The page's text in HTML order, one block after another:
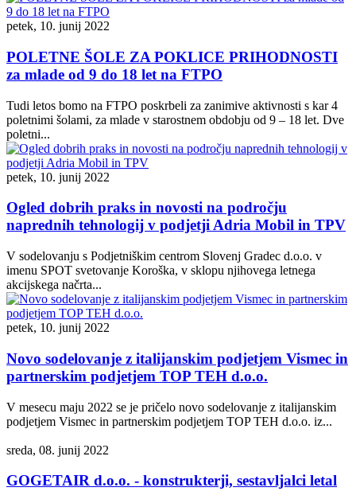
petek, 10. junij 2022
POLETNE ŠOLE ZA POKLICE PRIHODNOSTI
za mlade od 9 do 18 let na FTPO
Tudi letos bomo na FTPO poskrbeli za zanimive aktivnosti s kar 4
poletnimi šolami, za mlade v starostnem obdobju od 9 – 18 let. Dve
poletni...
petek, 10. junij 2022
Ogled dobrih praks in novosti na področju
naprednih tehnologij v podjetji Adria Mobil in TPV
V sodelovanju s Podjetniškim centrom Slovenj Gradec d.o.o. v
imenu SPOT svetovanje Koroška, v sklopu njihovega letnega
akcijskega načrta...
petek, 10. junij 2022
Novo sodelovanje z italijanskim podjetjem Vismec in
partnerskim podjetjem TOP TEH d.o.o.
V mesecu maju 2022 se je pričelo novo sodelovanje z italijanskim
podjetjem Vismec in partnerskim podjetjem TOP TEH d.o.o. iz...
sreda, 08. junij 2022
GOGETAIR d.o.o. - konstrukterji, sestavljalci letal